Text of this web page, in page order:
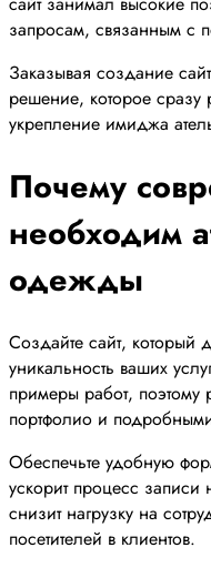
запросам, связанным с
Заказывая создание
решение, которое сразу
укрепление имиджа
Почему
необходим
одежды
Создайте сайт, который
уникальность ваших
примеры работ, поэтому
портфолио и
Обеспечьте удобную
ускорит процесс
снизит нагрузку на
посетителей в клиентов.